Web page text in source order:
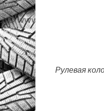
Рулевая